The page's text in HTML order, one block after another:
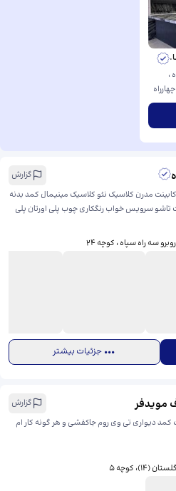
،
الغدیر ، کوچه الوند 8، ​چهارراه
گزارش
مدرن کلاسیک نئو کلاسیک مینیمال کمد بدنه
تاشو سرویس خواب رنگکاری چوب پلی اورتان پلی
سه راه سپاه ، کوچه ۲۴
جزئیات بیشتر
مویدفر
گزارش
دیواری تی وی روم جاکفشی و هر گونه کار ام
​کوچه ۵